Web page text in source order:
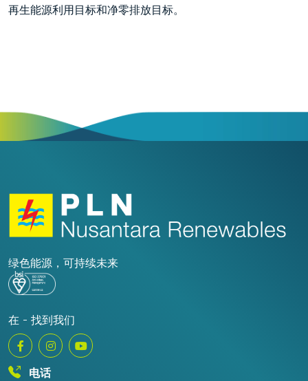
再生能源利用目标和净零排放目标。
绿色能源，可持续未来
在 - 找到我们
电话